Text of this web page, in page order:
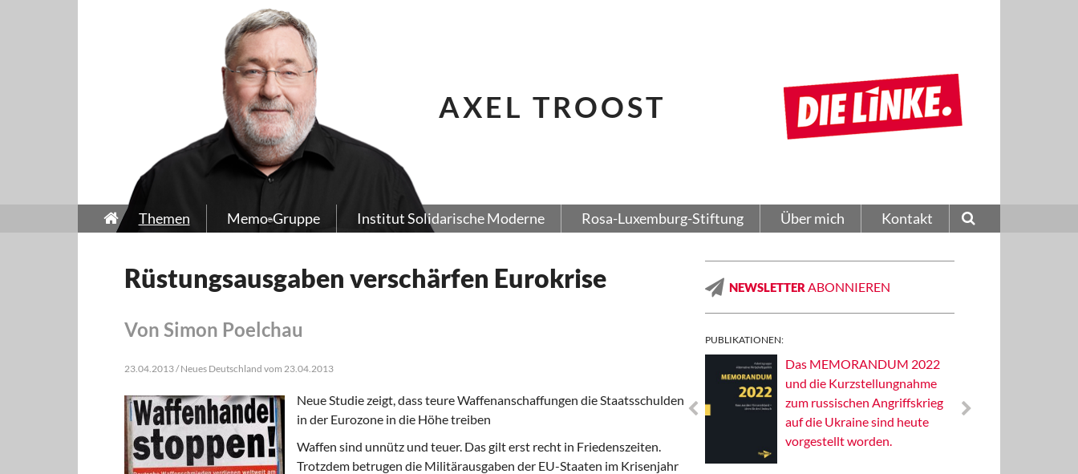
AXEL TROOST
Themen Memo-Gruppe Institut Solidarische Moderne Rosa-Luxemburg-Stiftung Über mich Kontakt
Rüstungsausgaben verschärfen Eurokrise
Von Simon Poelchau
23.04.2013 / Neues Deutschland vom 23.04.2013
Neue Studie zeigt, dass teure Waffenanschaffungen die Staatsschulden
in der Eurozone in die Höhe treiben
Waffen sind unnütz und teuer. Das gilt erst recht in Friedenszeiten.
Trotzdem betrugen die Militärausgaben der EU-Staaten im Krisenjahr
NEWSLETTER ABONNIEREN
PUBLIKATIONEN:
Das MEMORANDUM 2022
und die Kurzstellungnahme
zum russischen Angriffskrieg
auf die Ukraine sind heute
vorgestellt worden.